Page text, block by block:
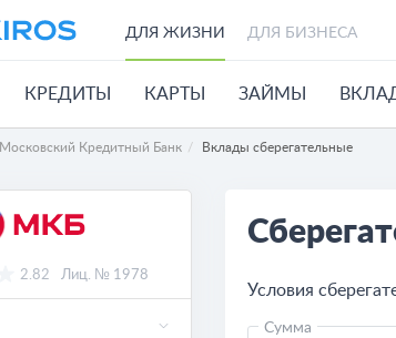
ДЛЯ ЖИЗНИ ДЛЯ БИЗНЕСА
КРЕДИТЫ КАРТЫ ЗАЙМЫ
Московский Кредитный Банк Вклады сберегательные
2.82 Лиц. № 1978
Условия
Сумма